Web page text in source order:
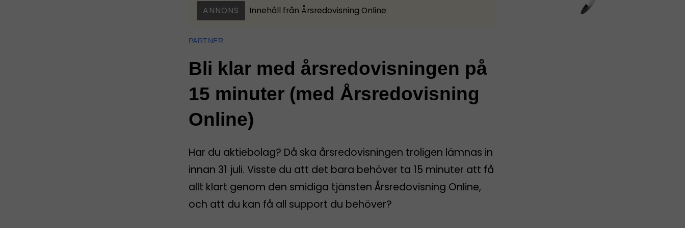
ANNONS Innehåll från Årsredovisning Online
PARTNER
Bli klar med årsredovisningen på
15 minuter (med Årsredovisning
Online)
Har du aktiebolag? Då ska årsredovisningen troligen lämnas in
innan 31 juli. Visste du att det bara behöver ta 15 minuter att få
allt klart genom den smidiga tjänsten Årsredovisning Online,
och att du kan få all support du behöver?